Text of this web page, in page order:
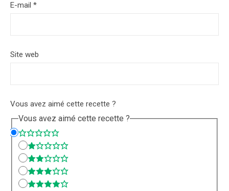
E-mail *
Site web
Vous avez aimé cette recette ?
Vous avez aimé cette recette ?